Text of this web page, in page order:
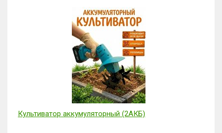
товар, укажите точный адрес.
В поле с дополнительной информацией можно
указать желаемый день и время доставки или
любое Ваше пожелание связанное с выполнением
Спасибо за Ваш заказ!
Культиватор аккумуляторный (2АКБ)